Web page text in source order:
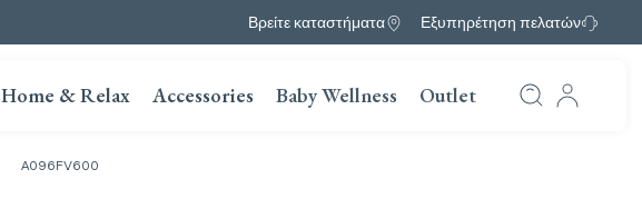
Βρείτε καταστήματα Εξυπηρέτηση πελατών
Home & Relax Accessories Baby Wellness Outlet
A096FV600